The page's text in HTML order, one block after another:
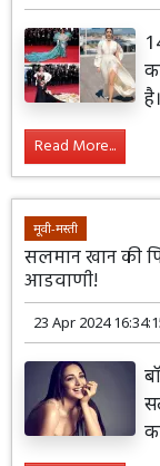
है।
Read More...
मूवी-मस्ती
सलमान खान की
आडवाणी!
23 Apr 2024